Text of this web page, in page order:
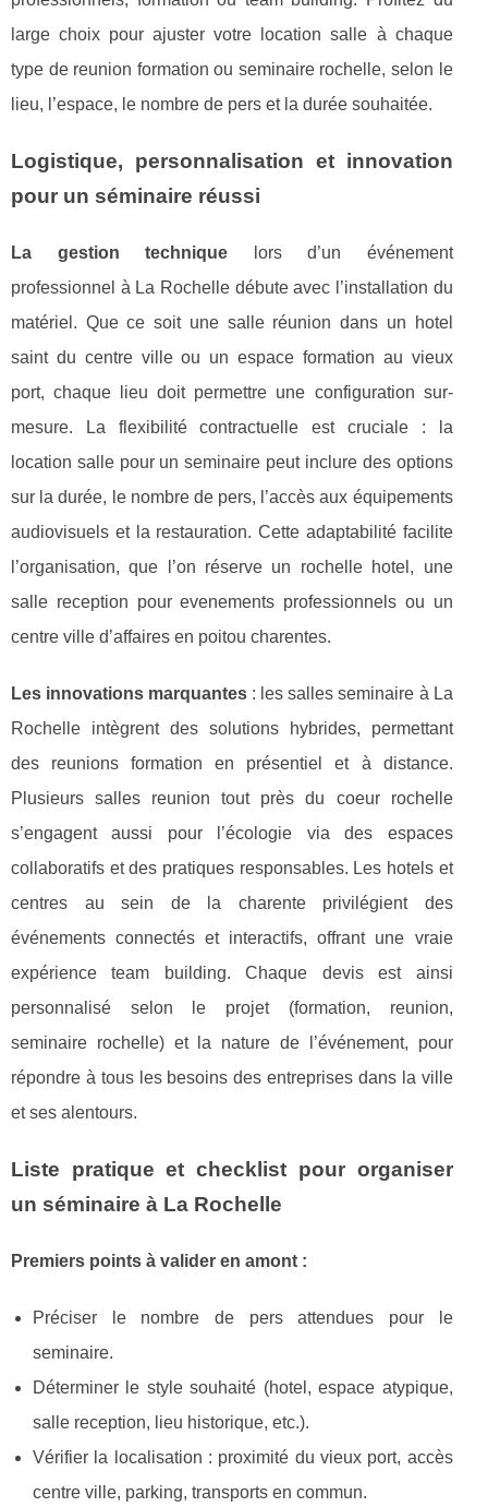
large choix pour ajuster votre location salle à chaque
type de reunion formation ou seminaire rochelle, selon le
lieu, l’espace, le nombre de pers et la durée souhaitée.
Logistique, personnalisation et innovation
pour un séminaire réussi
La gestion technique lors d’un événement
professionnel à La Rochelle débute avec l’installation du
matériel. Que ce soit une salle réunion dans un hotel
saint du centre ville ou un espace formation au vieux
port, chaque lieu doit permettre une configuration sur-
mesure. La flexibilité contractuelle est cruciale : la
location salle pour un seminaire peut inclure des options
sur la durée, le nombre de pers, l’accès aux équipements
audiovisuels et la restauration. Cette adaptabilité facilite
l’organisation, que l’on réserve un rochelle hotel, une
salle reception pour evenements professionnels ou un
centre ville d’affaires en poitou charentes.
Les innovations marquantes : les salles seminaire à La
Rochelle intègrent des solutions hybrides, permettant
des reunions formation en présentiel et à distance.
Plusieurs salles reunion tout près du coeur rochelle
s’engagent aussi pour l’écologie via des espaces
collaboratifs et des pratiques responsables. Les hotels et
centres au sein de la charente privilégient des
événements connectés et interactifs, offrant une vraie
expérience team building. Chaque devis est ainsi
personnalisé selon le projet (formation, reunion,
seminaire rochelle) et la nature de l’événement, pour
répondre à tous les besoins des entreprises dans la ville
et ses alentours.
Liste pratique et checklist pour organiser
un séminaire à La Rochelle
Premiers points à valider en amont :
Préciser le nombre de pers attendues pour le
seminaire.
Déterminer le style souhaité (hotel, espace atypique,
salle reception, lieu historique, etc.).
Vérifier la localisation : proximité du vieux port, accès
centre ville, parking, transports en commun.